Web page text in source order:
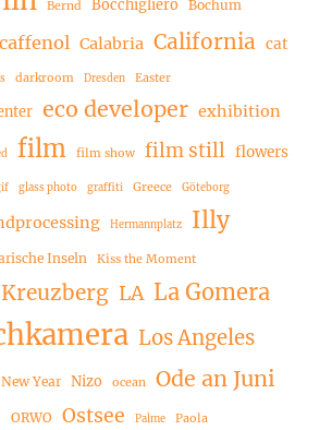
Bernd Bocchigliero Bochum
caffenol Calabria California cat
darkroom Dresden Easter
eco developer exhibition
film film show film still flowers
glass photo graffiti Greece Göteborg
Hermannplatz Illy
Inseln Kiss the Moment
Kreuzberg LA La Gomera
Los Angeles
New Year Nizo ocean
Ode an Juni
ORWO Ostsee Palme Paola